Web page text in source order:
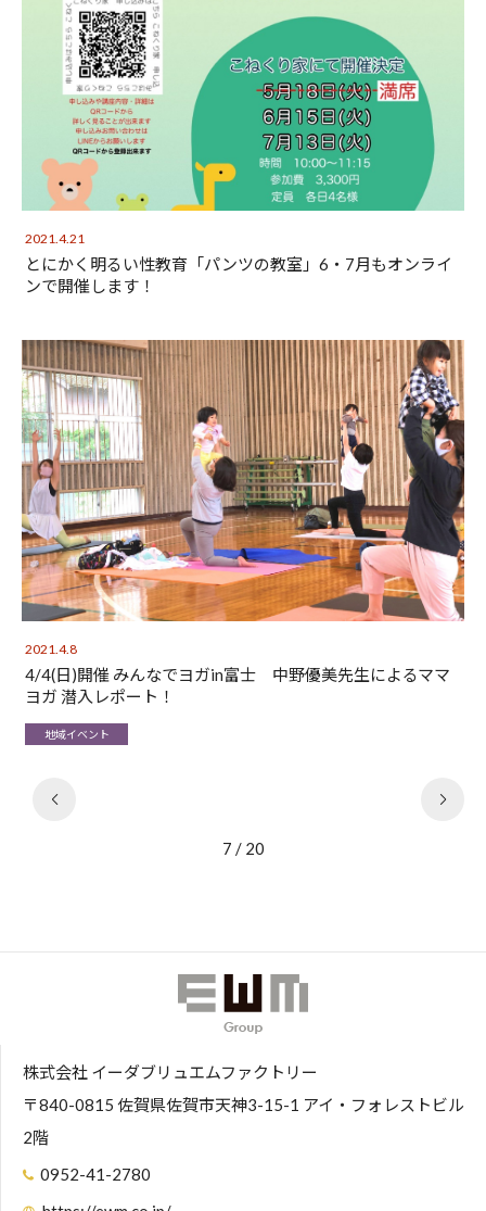
2021.4.21
とにかく明るい性教育「パンツの教室」6・7月もオンライ
ンで開催します！
2021.4.8
4/4(日)開催 みんなでヨガin富士 中野優美先生によるママ
ヨガ 潜入レポート！
地域イベント
7 / 20
株式会社 イーダブリュエムファクトリー
〒840-0815 佐賀県佐賀市天神3-15-1 アイ・フォレストビル
2階
0952-41-2780